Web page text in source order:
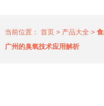
当前位置： 首页 > 产品大全 >
广州的臭氧技术应用解析